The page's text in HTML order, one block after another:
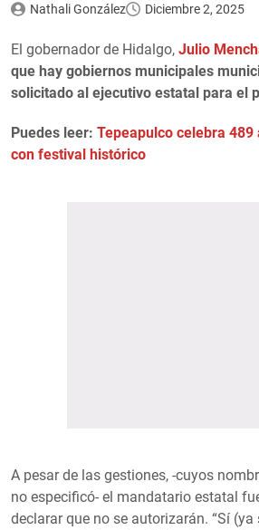
Nathali González Diciembre 2, 2025
El gobernador de Hidalgo, Julio
que hay gobiernos municipales
solicitado al ejecutivo estatal para el
Puedes leer: Tepeapulco celebra
con festival histórico
A pesar de las gestiones, -cuyos
no especificó- el mandatario estatal
declarar que no se autorizarán. “Sí